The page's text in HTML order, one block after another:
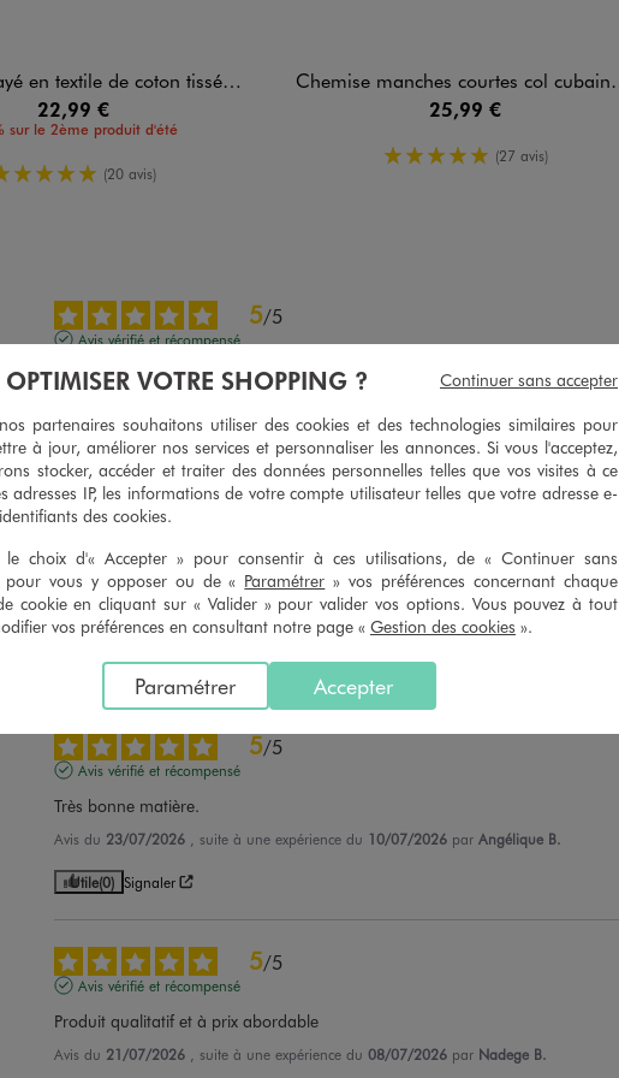
textile de coton tissé homme
22,99 €
sur le 2ème produit d'été
5/5 de moyenne
(20 avis)
Chemise manches courtes col cubain en textile de coton tissé rayé homme
25,99 €
5/5 de moyenne
(27 avis)
5/5
Avis vérifié et récompensé
J’´adore GEMO
Utile(0) Signaler
Avis vérifié et récompensé
Super qualité
Avis du24/07/2026 , suite à une expérience du 11/07/2026 parMoustapha D.
(0) Signaler
5/5
Avis vérifié et récompensé
Très bonne matière.
Avis du 23/07/2026 , suite à une expérience du 10/07/2026 par Angélique B.
Utile(0) Signaler
5/5
Avis vérifié et récompensé
Produit qualitatif et à prix abordable
Avis du 21/07/2026 , suite à une expérience du 08/07/2026 par Nadege B.
OPTIMISER VOTRE SHOPPING ?
partenaires souhaitons utiliser des cookies et des technologies similaires pour
à jour, améliorer nos services et personnaliser les annonces. Si vous l'acceptez,
stocker, accéder et traiter des données personnelles telles que vos visites à ce
adresses IP, les informations de votre compte utilisateur telles que votre adresse e-
des cookies.
le choix d'« Accepter » pour consentir à ces utilisations, de « Continuer sans
pour vous y opposer ou de « Paramétrer » vos préférences concernant chaque
cookie en cliquant sur « Valider » pour valider vos options. Vous pouvez à tout
vos préférences en consultant notre page « Gestion des cookies ».
Accepter
Paramétrer
Continuer sans accepter